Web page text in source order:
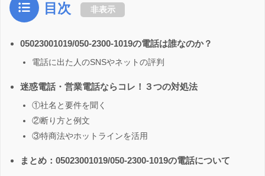
目次 非表示
05023001019/050-2300-1019の電話は誰なのか？
電話に出た人のSNSやネットの評判
迷惑電話・営業電話ならコレ！３つの対処法
①社名と要件を聞く
②断り方と例文
③特商法やホットラインを活用
まとめ：05023001019/050-2300-1019の電話について